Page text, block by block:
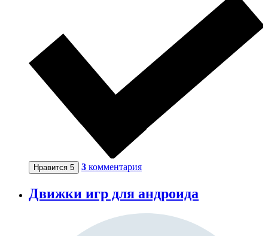
Нравится 5 3 комментария
Движки игр для андроида